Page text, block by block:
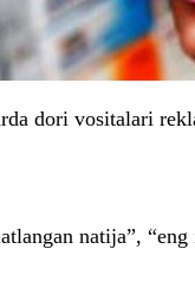
dori vositalari
natija”,